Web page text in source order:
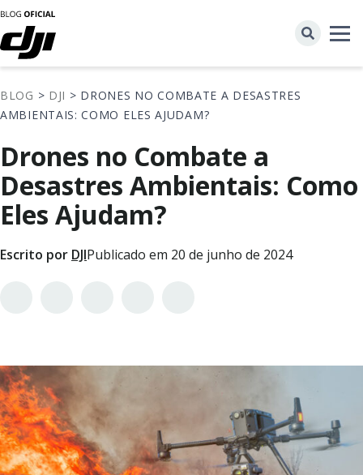
BLOG > DJI > DRONES NO COMBATE A DESASTRES
AMBIENTAIS: COMO ELES AJUDAM?
Drones no Combate a
Desastres Ambientais: Como
Eles Ajudam?
Escrito por DJIPublicado em 20 de junho de 2024